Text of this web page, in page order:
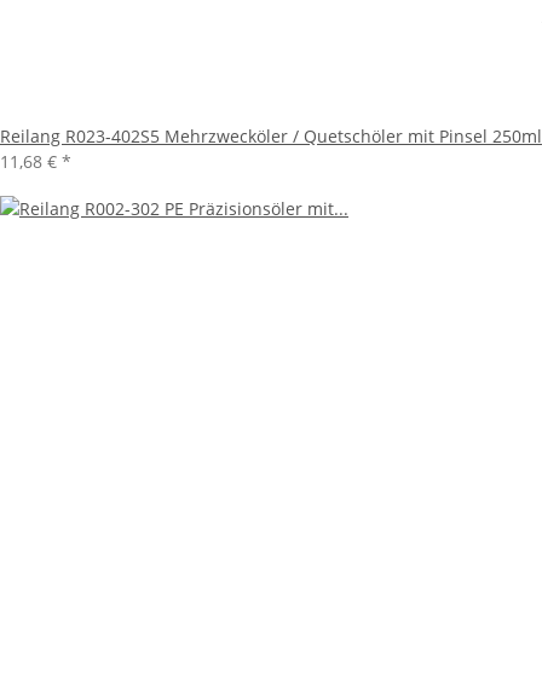
Reilang R023-402S5 Mehrzwecköler / Quetschöler mit Pinsel 250ml
11,68 € *